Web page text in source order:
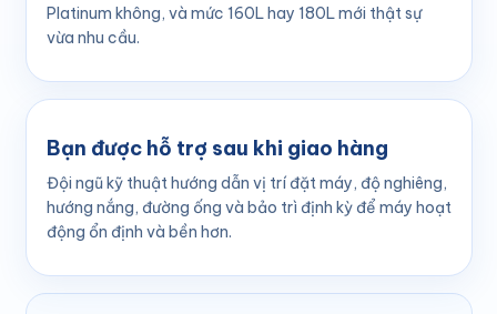
Platinum không, và mức 160L hay 180L mới thật sự
vừa nhu cầu.
Bạn được hỗ trợ sau khi giao hàng
Đội ngũ kỹ thuật hướng dẫn vị trí đặt máy, độ nghiêng,
hướng nắng, đường ống và bảo trì định kỳ để máy hoạt
động ổn định và bền hơn.